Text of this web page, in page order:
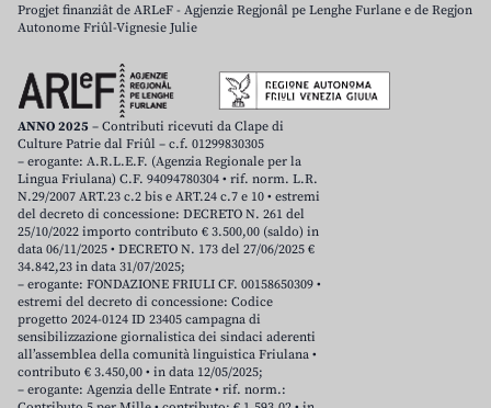
Progjet finanziât de ARLeF - Agjenzie Regjonâl pe Lenghe Furlane e de Regjon
Autonome Friûl-Vignesie Julie
ANNO 2025 – Contributi ricevuti da Clape di
Culture Patrie dal Friûl – c.f. 01299830305
– erogante: A.R.L.E.F. (Agenzia Regionale per la
Lingua Friulana) C.F. 94094780304 • rif. norm. L.R.
N.29/2007 ART.23 c.2 bis e ART.24 c.7 e 10 • estremi
del decreto di concessione: DECRETO N. 261 del
25/10/2022 importo contributo € 3.500,00 (saldo) in
data 06/11/2025 • DECRETO N. 173 del 27/06/2025 €
34.842,23 in data 31/07/2025;
– erogante: FONDAZIONE FRIULI CF. 00158650309 •
estremi del decreto di concessione: Codice
progetto 2024-0124 ID 23405 campagna di
sensibilizzazione giornalistica dei sindaci aderenti
all’assemblea della comunità linguistica Friulana •
contributo € 3.450,00 • in data 12/05/2025;
– erogante: Agenzia delle Entrate • rif. norm.: